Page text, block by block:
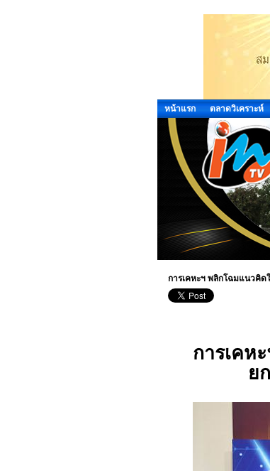
หน้าแรก ตลาดวิเคราะห์
การเคหะฯ พลิกโฉมแนวคิ
การเคห
ย